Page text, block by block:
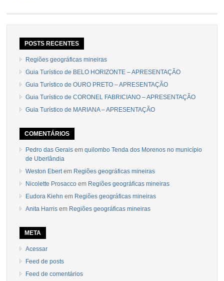
POSTS RECENTES
Regiões geográficas mineiras
Guia Turístico de BELO HORIZONTE – APRESENTAÇÃO
Guia Turístico de OURO PRETO – APRESENTAÇÃO
Guia Turístico de CORONEL FABRICIANO – APRESENTAÇÃO
Guia Turístico de MARIANA – APRESENTAÇÃO
COMENTÁRIOS
Pedro das Gerais emquilombo Tenda dos Morenos no município
de Uberlândia
Weston Ebert em Regiões geográficas mineiras
Nicolette Prosacco em Regiões geográficas mineiras
Eudora Kiehn em Regiões geográficas mineiras
Anita Harris em Regiões geográficas mineiras
META
Acessar
Feed de posts
Feed de comentários